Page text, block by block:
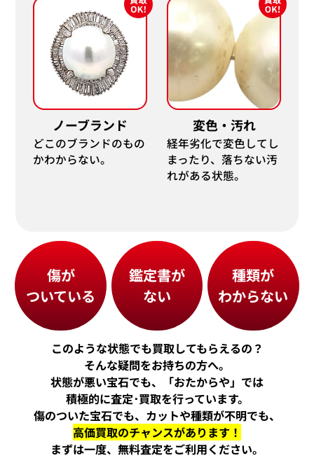
ノーブランド
どこのブランドのもの
かわからない。
変色・汚れ
経年劣化で変色してし
まったり、落ちない汚
れがある状態。
傷が
ついている
鑑定書が
ない
種類が
わからない
このような状態でも買取してもらえるの？
そんな疑問をお持ちの方へ。
状態が悪い宝石でも、「おたからや」では
積極的に査定･買取を行っています。
傷のついた宝石でも、カットや種類が不明でも、
高価買取のチャンスがあります！
まずは一度、無料査定をご利用ください。